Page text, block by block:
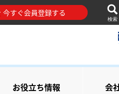
今すぐ会員登録する
検索
お役立ち情報 会